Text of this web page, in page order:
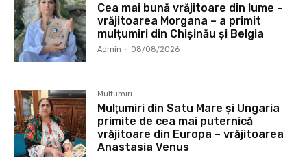
Cea mai bună vrăjitoare din lume –
vrăjitoarea Morgana – a primit
mulțumiri din Chișinău și Belgia
Admin - 08/08/2026
Multumiri
Mulţumiri din Satu Mare și Ungaria
primite de cea mai puternică
vrăjitoare din Europa – vrăjitoarea
Anastasia Venus